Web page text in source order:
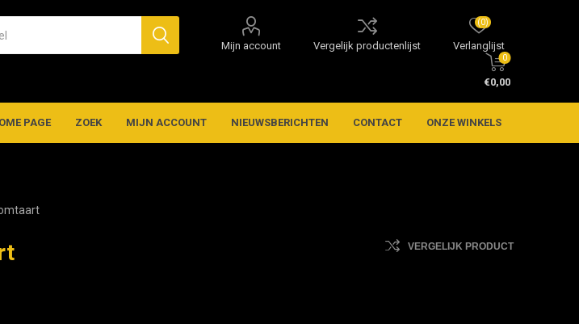
Mijn account Vergelijk productenlijst Verlanglijst
(0)
0
€0,00
PAGE ZOEK MIJN ACCOUNT NIEUWSBERICHTEN CONTACT ONZE WINKELS
VERGELIJK PRODUCT